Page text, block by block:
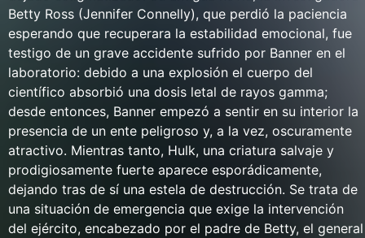
Betty Ross (Jennifer Connelly), que perdió la paciencia
esperando que recuperara la estabilidad emocional, fue
testigo de un grave accidente sufrido por Banner en el
laboratorio: debido a una explosión el cuerpo del
científico absorbió una dosis letal de rayos gamma;
desde entonces, Banner empezó a sentir en su interior la
presencia de un ente peligroso y, a la vez, oscuramente
atractivo. Mientras tanto, Hulk, una criatura salvaje y
prodigiosamente fuerte aparece esporádicamente,
dejando tras de sí una estela de destrucción. Se trata de
una situación de emergencia que exige la intervención
del ejército, encabezado por el padre de Betty, el general